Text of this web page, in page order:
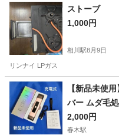
大阪 寝屋川市 寝屋川市駅
ストーブ
1,000円
相川駅8月9日
リンナイ LPガス
大阪 大阪市 相川駅 季
【新品未使
バー ムダ毛
毛/背中 ビキ
2,000円
春木駅